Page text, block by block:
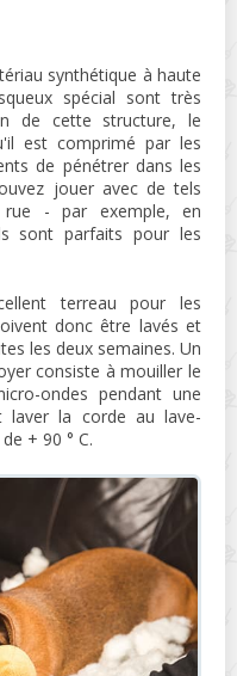
synthétique à haute
spécial sont très
de cette structure, le
est comprimé par les
de pénétrer dans les
jouer avec de tels
- par exemple, en
sont parfaits pour les
terreau pour les
donc être lavés et
les deux semaines. Un
consiste à mouiller le
ondes pendant une
laver la corde au lave-
+ 90 ° C.